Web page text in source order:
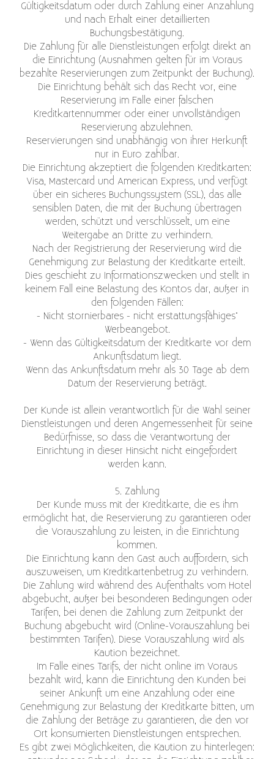
Gültigkeitsdatum oder durch Zahlung einer Anzahlung
und nach Erhalt einer detaillierten
Buchungsbestätigung.
Die Zahlung für alle Dienstleistungen erfolgt direkt an
die Einrichtung (Ausnahmen gelten für im Voraus
bezahlte Reservierungen zum Zeitpunkt der Buchung).
Die Einrichtung behält sich das Recht vor, eine
Reservierung im Falle einer falschen
Kreditkartennummer oder einer unvollständigen
Reservierung abzulehnen.
Reservierungen sind unabhängig von ihrer Herkunft
nur in Euro zahlbar.
Die Einrichtung akzeptiert die folgenden Kreditkarten:
Visa, Mastercard und American Express, und verfügt
über ein sicheres Buchungssystem (SSL), das alle
sensiblen Daten, die mit der Buchung übertragen
werden, schützt und verschlüsselt, um eine
Weitergabe an Dritte zu verhindern.
Nach der Registrierung der Reservierung wird die
Genehmigung zur Belastung der Kreditkarte erteilt.
Dies geschieht zu Informationszwecken und stellt in
keinem Fall eine Belastung des Kontos dar, außer in
den folgenden Fällen:
- Nicht stornierbares - nicht erstattungsfähiges"
Werbeangebot.
- Wenn das Gültigkeitsdatum der Kreditkarte vor dem
Ankunftsdatum liegt.
Wenn das Ankunftsdatum mehr als 30 Tage ab dem
Datum der Reservierung beträgt.
Der Kunde ist allein verantwortlich für die Wahl seiner
Dienstleistungen und deren Angemessenheit für seine
Bedürfnisse, so dass die Verantwortung der
Einrichtung in dieser Hinsicht nicht eingefordert
werden kann.
5. Zahlung
Der Kunde muss mit der Kreditkarte, die es ihm
ermöglicht hat, die Reservierung zu garantieren oder
die Vorauszahlung zu leisten, in die Einrichtung
kommen.
Die Einrichtung kann den Gast auch auffordern, sich
auszuweisen, um Kreditkartenbetrug zu verhindern.
Die Zahlung wird während des Aufenthalts vom Hotel
abgebucht, außer bei besonderen Bedingungen oder
Tarifen, bei denen die Zahlung zum Zeitpunkt der
Buchung abgebucht wird (Online-Vorauszahlung bei
bestimmten Tarifen). Diese Vorauszahlung wird als
Kaution bezeichnet.
Im Falle eines Tarifs, der nicht online im Voraus
bezahlt wird, kann die Einrichtung den Kunden bei
seiner Ankunft um eine Anzahlung oder eine
Genehmigung zur Belastung der Kreditkarte bitten, um
die Zahlung der Beträge zu garantieren, die den vor
Ort konsumierten Dienstleistungen entsprechen.
Es gibt zwei Möglichkeiten, die Kaution zu hinterlegen: